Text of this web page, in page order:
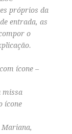
próprios da
entrada, as
o
ícone –
missa
ícone
Mariana,